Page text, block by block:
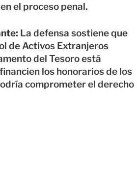
el proceso penal.
La defensa sostiene que
de Activos Extranjeros
del Tesoro está
los honorarios de los
comprometer el derecho